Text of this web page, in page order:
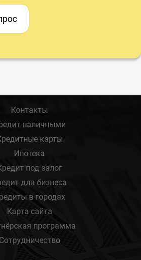
Контакты
наличными
карты
Ипотека
под залог
для бизнеса
в городах
Карта сайта
программа
Сотрудничество